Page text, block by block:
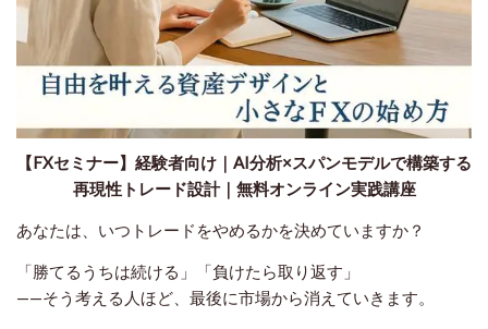
【FXセミナー】経験者向け｜AI分析×スパンモデルで構築する
再現性トレード設計｜無料オンライン実践講座
あなたは、いつトレードをやめるかを決めていますか？
「勝てるうちは続ける」「負けたら取り返す」
——そう考える人ほど、最後に市場から消えていきます。